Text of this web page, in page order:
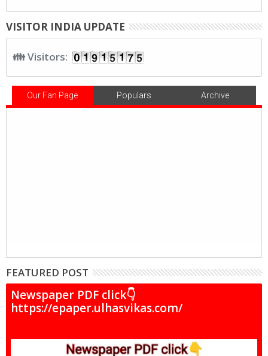
VISITOR INDIA UPDATE
👪 Visitors:
Our Fan Page Populars Archive
FEATURED POST
Newspaper PDF click👇
https://epaper.ulhasvikas.com/